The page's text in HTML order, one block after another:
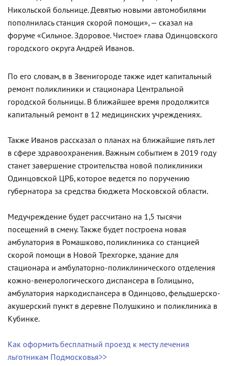
Никольской больнице. Девятью новыми автомобилями
пополнилась станция скорой помощи», — сказал на
форуме «Сильное. Здоровое. Чистое» глава Одинцовского
городского округа Андрей Иванов.
По его словам, в в Звенигороде также идет капитальный
ремонт поликлиники и стационара Центральной
городской больницы. В ближайшее время продолжится
капитальный ремонт в 12 медицинских учреждениях.
Также Иванов рассказал о планах на ближайшие пять лет
в сфере здравоохранения. Важным событием в 2019 году
станет завершение строительства новой поликлиники
Одинцовской ЦРБ, которое ведется по поручению
губернатора за средства бюджета Московской области.
Медучреждение будет рассчитано на 1,5 тысячи
посещений в смену. Также будет построена новая
амбулатория в Ромашково, поликлиника со станцией
скорой помощи в Новой Трехгорке, здание для
стационара и амбулаторно-поликлинического отделения
кожно-венерологического диспансера в Голицыно,
амбулатория наркодиспансера в Одинцово, фельдшерско-
акушерский пункт в деревне Полушкино и поликлиника в
Кубинке.
Как оформить бесплатный проезд к месту лечения
льготникам Подмосковья>>